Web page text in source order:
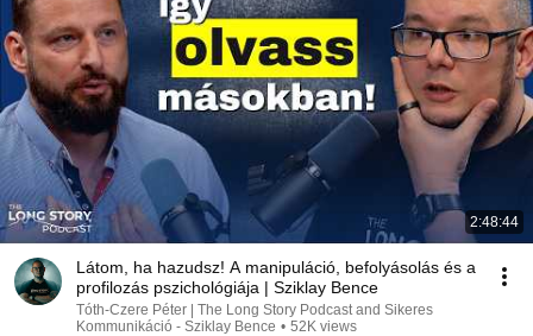
2:48:44
Látom, ha hazudsz! A manipuláció, befolyásolás és a
profilozás pszichológiája | Sziklay Bence
Tóth-Czere Péter | The Long Story Podcast and Sikeres
Kommunikáció - Sziklay Bence • 52K views